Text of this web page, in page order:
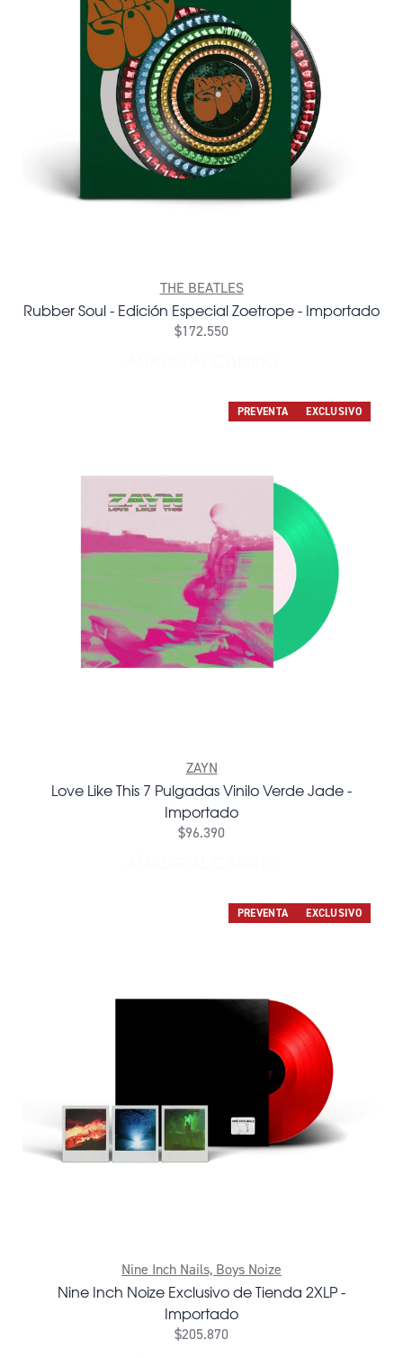
THE BEATLES
Rubber Soul - Edición Especial Zoetrope - Importado
$172.550
PREVENTA EXCLUSIVO
ZAYN
Love Like This 7 Pulgadas Vinilo Verde Jade -
Importado
$96.390
PREVENTA EXCLUSIVO
Nine Inch Nails, Boys Noize
Nine Inch Noize Exclusivo de Tienda 2XLP -
Importado
$205.870